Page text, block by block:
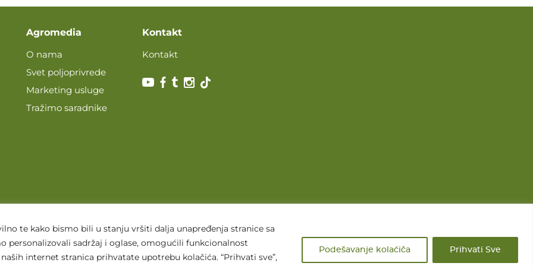
te kako bismo bili u stanju vršiti dalja unapređenja stranice sa
personalizovali sadržaj i oglase, omogućili funkcionalnost
internet stranica prihvatate upotrebu kolačića. “Prihvati sve”,
Podešavanje kolaćiča Prihvati Sve
Agromedia
O nama
Svet poljoprivrede
Marketing usluge
Tražimo saradnike
Kontakt
Kontakt